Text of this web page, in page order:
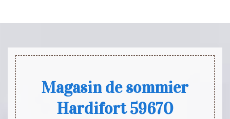
Magasin de sommier
Hardifort 59670